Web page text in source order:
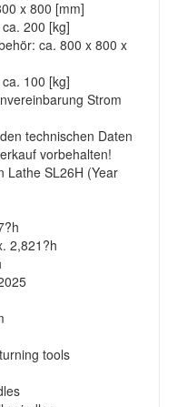
x 800 [mm]
200 [kg]
ca. 800 x 800 x
100 [kg]
Strom
technischen Daten
vorbehalten!
Lathe SL26H (Year
2,821?h
tools